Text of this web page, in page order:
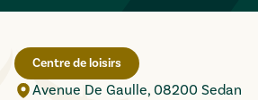
Centre de loisirs
Avenue De Gaulle, 08200 Sedan